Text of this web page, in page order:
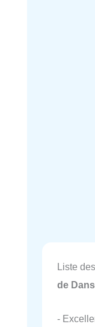
Liste
de
-